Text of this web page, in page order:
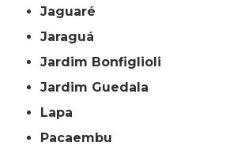
Jaguaré
Jaraguá
Jardim Bonfiglioli
Jardim Guedala
Lapa
Pacaembu